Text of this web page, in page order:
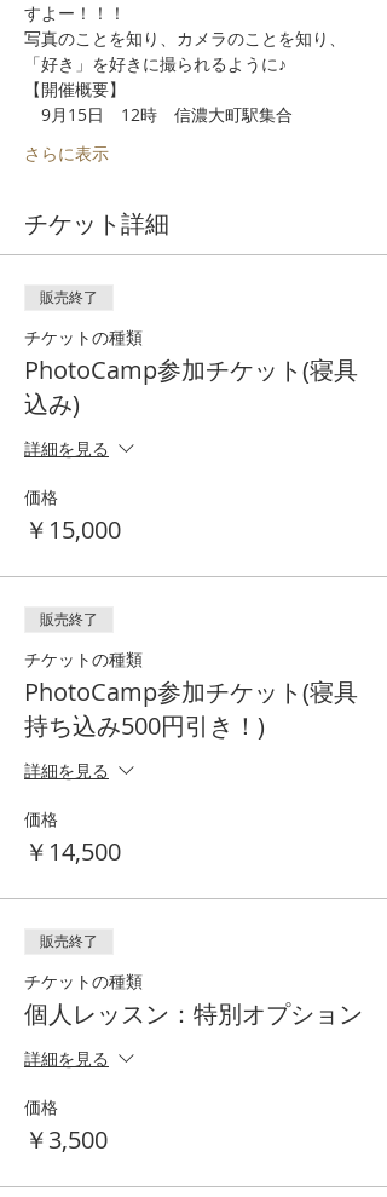
すよー！！！
写真のことを知り、カメラのことを知り、
「好き」を好きに撮られるように♪
【開催概要】
9月15日　12時　信濃大町駅集合
さらに表示
チケット詳細
販売終了
チケットの種類
PhotoCamp参加チケット(寝具
込み)
詳細を見る
価格
￥15,000
販売終了
チケットの種類
PhotoCamp参加チケット(寝具
持ち込み500円引き！)
詳細を見る
価格
￥14,500
販売終了
チケットの種類
個人レッスン：特別オプション
詳細を見る
価格
￥3,500